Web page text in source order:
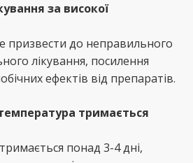
за високої
призвести до неправильного
лікування, посилення
ефектів від препаратів.
тримається
понад 3-4 дні,